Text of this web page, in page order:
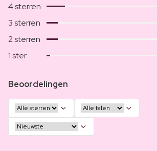
4 sterren
3 sterren
2 sterren
1 ster
Beoordelingen